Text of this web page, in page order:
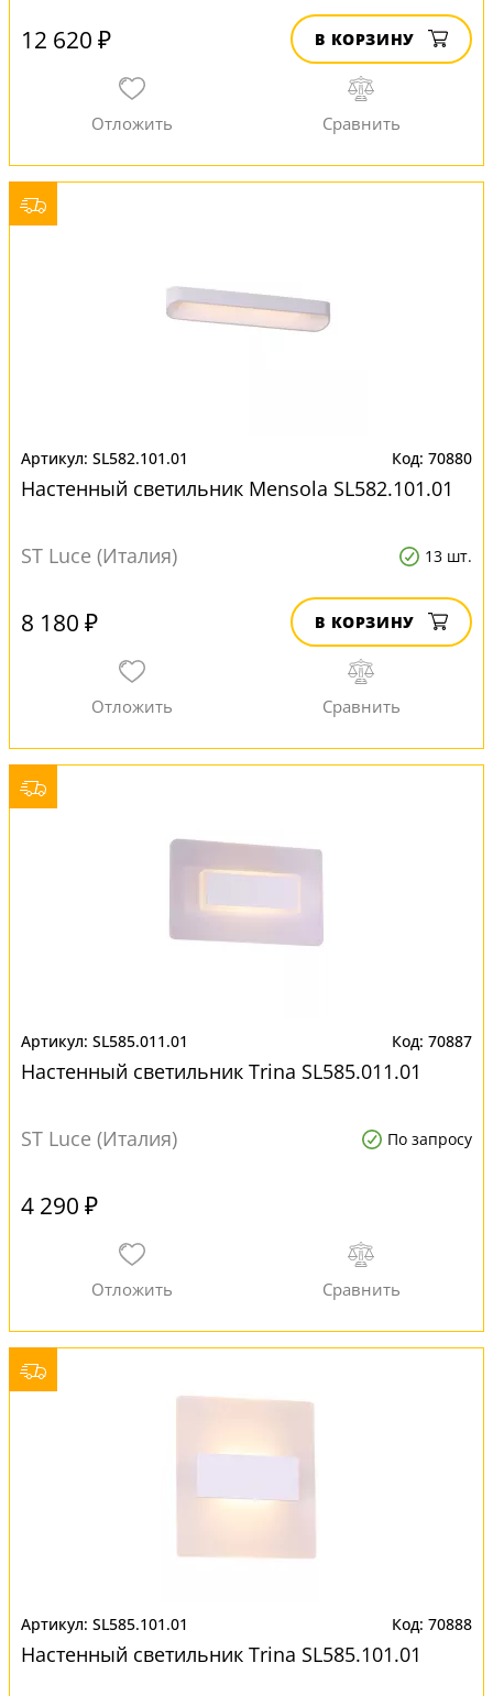
12 620 ₽ В КОРЗИНУ
SL582.101.01 70880
Настенный светильник Mensola SL582.101.01
ST Luce (Италия) 13 шт.
8 180 ₽ В КОРЗИНУ
SL585.011.01 70887
Настенный светильник Trina SL585.011.01
ST Luce (Италия) По запросу
4 290 ₽
SL585.101.01 70888
Настенный светильник Trina SL585.101.01